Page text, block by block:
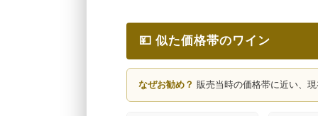
💴 似た価格帯のワイン
なぜお勧め？ 販売当時の価格帯に近い、現